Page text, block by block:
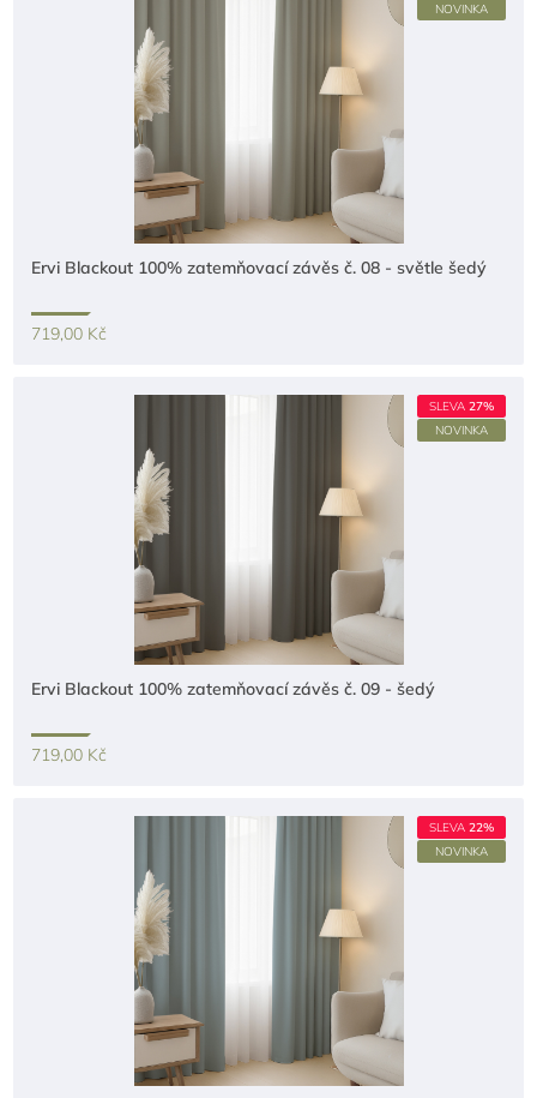
NOVINKA
Ervi Blackout 100% zatemňovací závěs č. 08 - světle šedý
719,00 Kč
SLEVA 27%
NOVINKA
Ervi Blackout 100% zatemňovací závěs č. 09 - šedý
719,00 Kč
SLEVA 22%
NOVINKA